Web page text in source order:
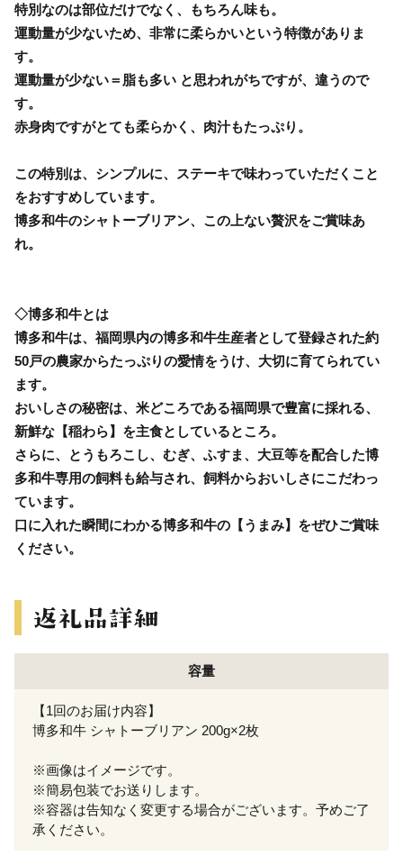
特別なのは部位だけでなく、もちろん味も。
運動量が少ないため、非常に柔らかいという特徴がありま
す。
運動量が少ない＝脂も多い と思われがちですが、違うので
す。
赤身肉ですがとても柔らかく、肉汁もたっぷり。
この特別は、シンプルに、ステーキで味わっていただくこと
をおすすめしています。
博多和牛のシャトーブリアン、この上ない贅沢をご賞味あ
れ。
◇博多和牛とは
博多和牛は、福岡県内の博多和牛生産者として登録された約
50戸の農家からたっぷりの愛情をうけ、大切に育てられてい
ます。
おいしさの秘密は、米どころである福岡県で豊富に採れる、
新鮮な【稲わら】を主食としているところ。
さらに、とうもろこし、むぎ、ふすま、大豆等を配合した博
多和牛専用の飼料も給与され、飼料からおいしさにこだわっ
ています。
口に入れた瞬間にわかる博多和牛の【うまみ】をぜひご賞味
ください。
容量
【1回のお届け内容】
博多和牛 シャトーブリアン 200g×2枚
※画像はイメージです。
※簡易包装でお送りします。
※容器は告知なく変更する場合がございます。予めご了
承ください。